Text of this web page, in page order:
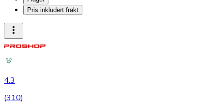
Pris inkludert frakt
4.3
(310)